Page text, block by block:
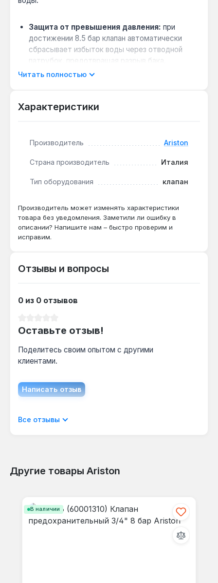
Защита от превышения давления: при
достижении 8.5 бар клапан автоматически
сбрасывает избыток воды через отводной
патрубок, предотвращая разрыв бака.
Предотвращение обратного потока:
холодного водоснабжения.
тестирования и обслуживания без демонтажа.
холодной воды перед водонагревателем.
по Украине.
Читать полностью
Характеристики
Производитель Ariston
Страна производитель Италия
Тип оборудования клапан
Производитель может изменять характеристики
товара без уведомления. Заметили ли ошибку в
описании? Напишите нам – быстро проверим и
исправим.
Отзывы и вопросы
0 из 0 отзывов
Оставьте отзыв!
Поделитесь своим опытом с другими
клиентами.
Написать отзыв
Отображать отзывы только на текущем
Все отзывы
Другие товары Ariston
В наличии